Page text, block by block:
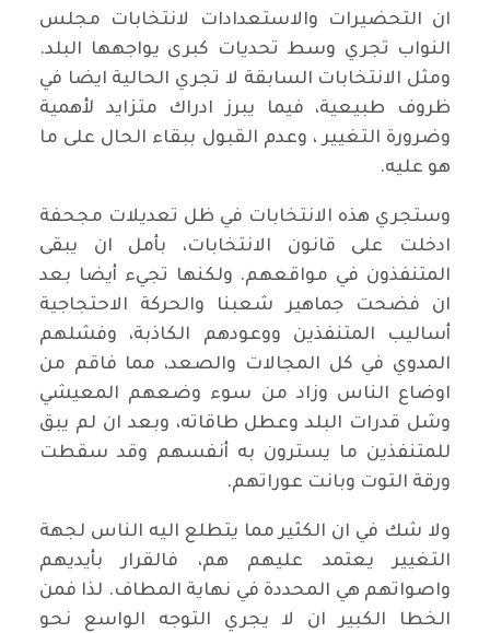
ان التحضيرات والاستعدادات لانتخابات مجلس
النواب تجري وسط تحديات كبرى يواجهها البلد.
ومثل الانتخابات السابقة لا تجري الحالية ايضا في
ظروف طبيعية، فيما يبرز ادراك متزايد لأهمية
وضرورة التغيير ، وعدم القبول ببقاء الحال على ما
هو عليه.
وستجري هذه الانتخابات في ظل تعديلات مجحفة
ادخلت على قانون الانتخابات، بأمل ان يبقى
المتنفذون في مواقعهم. ولكنها تجيء أيضا بعد
ان فضحت جماهير شعبنا والحركة الاحتجاجية
أساليب المتنفذين ووعودهم الكاذبة، وفشلهم
المدوي في كل المجالات والصعد، مما فاقم من
اوضاع الناس وزاد من سوء وضعهم المعيشي
وشل قدرات البلد وعطل طاقاته، وبعد ان لم يبق
للمتنفذين ما يسترون به أنفسهم وقد سقطت
ورقة التوت وبانت عوراتهم.
ولا شك في ان الكثير مما يتطلع اليه الناس لجهة
التغيير يعتمد عليهم هم، فالقرار بأيديهم
واصواتهم هي المحددة في نهاية المطاف. لذا فمن
الخطا الكبير ان لا يجري التوجه الواسع نحو